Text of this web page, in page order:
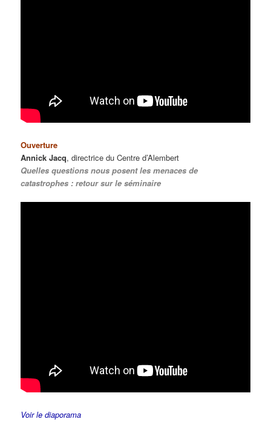
Ouverture
Annick Jacq, directrice du Centre d’Alembert
Quelles questions nous posent les menaces de
catastrophes : retour sur le séminaire
Voir le diaporama